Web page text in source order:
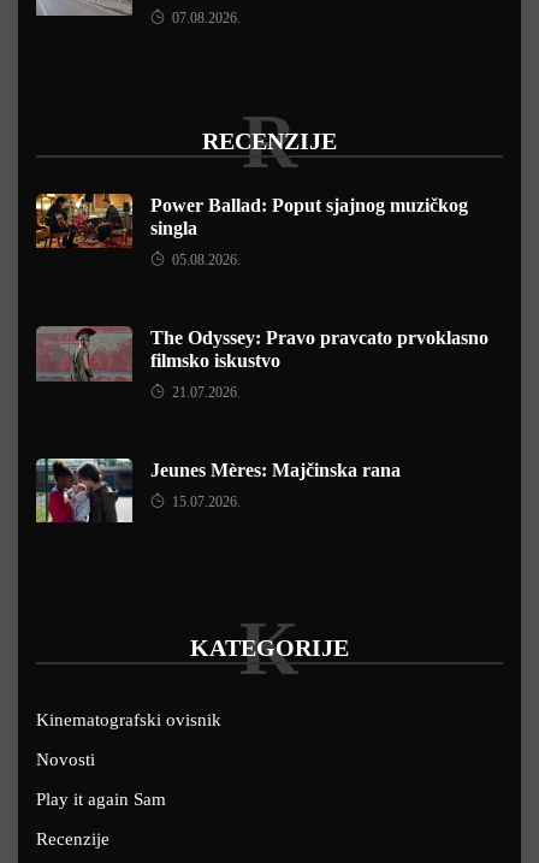
07.08.2026.
RECENZIJE
R
Power Ballad: Poput sjajnog muzičkog
singla
05.08.2026.
The Odyssey: Pravo pravcato prvoklasno
filmsko iskustvo
21.07.2026.
Jeunes Mères: Majčinska rana
15.07.2026.
KATEGORIJE
K
Kinematografski ovisnik
Novosti
Play it again Sam
Recenzije